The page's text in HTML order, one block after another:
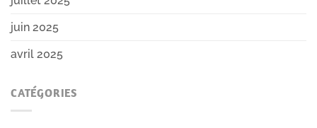
juin 2025
avril 2025
CATÉGORIES